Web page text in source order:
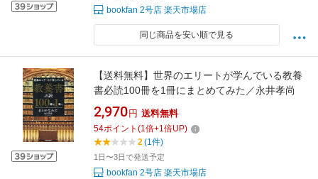
bookfan 2号店 楽天市場店
同じ商品を安い順で見る
【送料無料】世界のエリートが学んでいる教養
書必読100冊を1冊にまとめてみた／永井孝尚
2,970 円 送料無料
54ポイント (1倍+1倍UP)
2(1件)
1日〜3日で発送予定
bookfan 2号店 楽天市場店